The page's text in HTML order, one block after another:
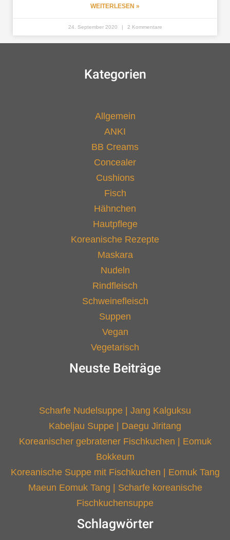
WEITERLESEN »
24. September 2020 2 Kommentare
Kategorien
Allgemein
ANKI
BB Creams
Concealer
Cushions
Fisch
Hähnchen
Hautpflege
Koreanische Rezepte
Maskara
Nudeln
Rindfleisch
Schweinefleisch
Suppen
Vegan
Vegetarisch
Neuste Beiträge
Scharfe Nudelsuppe | Jang Kalguksu
Kabeljau Suppe | Daegu Jiritang
Koreanischer gebratener Fischkuchen | Eomuk
Bokkeum
Koreanische Suppe mit Fischkuchen | Eomuk Tang
Maeun Eomuk Tang | Scharfe koreanische
Fischkuchensuppe
Schlagwörter